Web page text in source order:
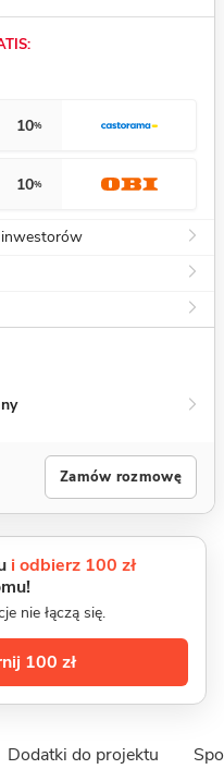
10%
10%
inwestorów
Zamów rozmowę
i odbierz 100 zł
nie łączą się.
100 zł
Dodatki do projektu